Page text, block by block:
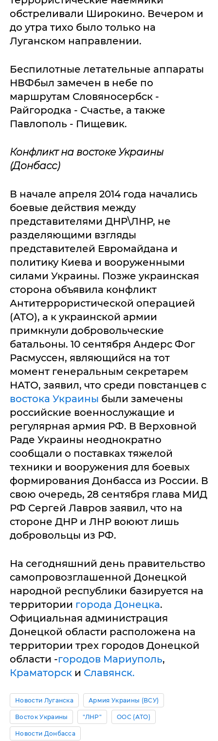
обстреливали Широкино. Вечером и
до утра тихо было только на
Луганском направлении.
Беспилотные летательные аппараты
НВФбыл замечен в небе по
маршрутам Словяносербск -
Райгородка - Счастье, а также
Павлополь - Пищевик.
Конфликт на востоке Украины
(Донбасс)
В начале апреля 2014 года начались
боевые действия между
представителями ДНР\ЛНР, не
разделяющими взгляды
представителей Евромайдана и
политику Киева и вооруженными
силами Украины. Позже украинская
сторона объявила конфликт
Антитеррористической операцией
(АТО), а к украинской армии
примкнули добровольческие
батальоны. 10 сентября Андерс Фог
Расмуссен, являющийся на тот
момент генеральным секретарем
НАТО, заявил, что среди повстанцев с
востока Украины были замечены
российские военнослужащие и
регулярная армия РФ. В Верховной
Раде Украины неоднократно
сообщали о поставках тяжелой
техники и вооружения для боевых
формирования Донбасса из России. В
свою очередь, 28 сентября глава МИД
РФ Сергей Лавров заявил, что на
стороне ДНР и ЛНР воюют лишь
добровольцы из РФ.
На сегодняшний день правительство
самопровозглашенной Донецкой
народной республики базируется на
территории города Донецка.
Официальная администрация
Донецкой области расположена на
территории трех городов Донецкой
области -городов Мариуполь,
Краматорск и Славянск.
Новости Луганска Армия Украины (ВСУ)
Восток Украины "ЛНР" ООС (АТО)
Новости Донбасса